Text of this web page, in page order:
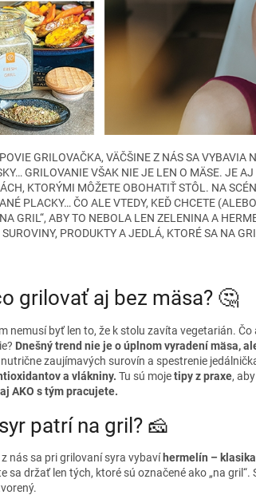
GRILOVAČKA, VÄČŠINE Z NÁS SA VYBAVIA
GRILOVANIE VŠAK NIE JE LEN O MÄSE. JE
KTORÝMI MÔŽETE OBOHATIŤ STÔL. NA
PLACKY… ČO ALE VTEDY, KEĎ CHCETE
GRIL“, ABY TO NEBOLA LEN ZELENINA A
PRODUKTY A JEDLÁ, KTORÉ SA NA
grilovať aj bez mäsa? 🤔
nemusí byť len to, že k stolu zavíta vegetarián.
Dnešný trend nie je o úplnom vyradení mäsa,
zaujímavých surovín a spestrenie
a vlákniny. Tu sú mojetipy z praxe,
AKO s tým pracujete.
patrí na gril? 🧀
nás sa pri grilovaní syra vybaví hermelín –
sa držať len tých, ktoré sú označené ako „na